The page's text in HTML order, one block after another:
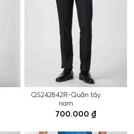
QS242842R-Quần tây
nam
700.000 ₫